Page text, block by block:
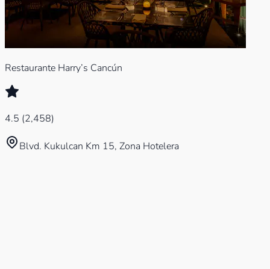
Restaurante Harry’s Cancún
4.5 (2,458)
Blvd. Kukulcan Km 15, Zona Hotelera